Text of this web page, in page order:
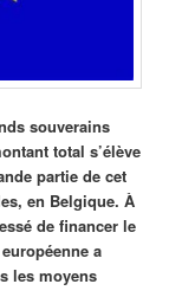
souverains
total s’élève
partie de cet
en Belgique. À
de financer le
a
les moyens